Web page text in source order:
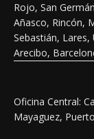
Rojo, San
Añasco, Rincón,
Sebastián,
Arecibo,
Oficina Central:
Mayaguez,